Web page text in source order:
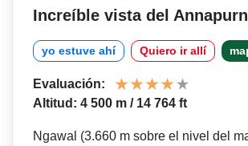
Increíble vista del
yo estuve ahí Quiero ir allí
Evaluación:
Altitud: 4 500 m / 14 764 ft
Ngawal (3.660 m sobre el nivel del